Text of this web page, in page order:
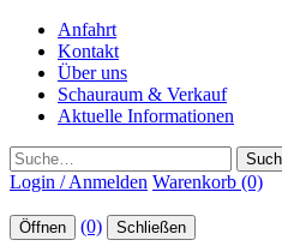
Anfahrt
Kontakt
Über uns
Schauraum & Verkauf
Aktuelle Informationen
Suche
Login / Anmelden Warenkorb (0)
Öffnen (0) Schließen